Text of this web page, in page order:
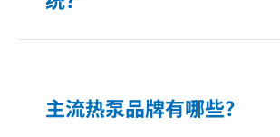
主流热泵品牌有哪些？